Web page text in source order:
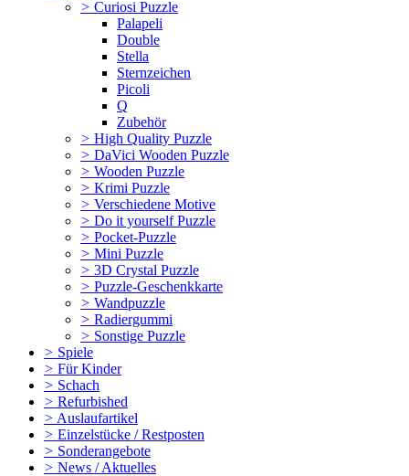
> Curiosi Puzzle
Palapeli
Double
Stella
Sternzeichen
Picoli
Q
Zubehör
> High Quality Puzzle
> DaVici Wooden Puzzle
> Wooden Puzzle
> Krimi Puzzle
> Verschiedene Motive
> Do it yourself Puzzle
> Pocket-Puzzle
> Mini Puzzle
> 3D Crystal Puzzle
> Puzzle-Geschenkkarte
> Wandpuzzle
> Radiergummi
> Sonstige Puzzle
> Spiele
> Für Kinder
> Schach
> Refurbished
> Auslaufartikel
> Einzelstücke / Restposten
> Sonderangebote
> News / Aktuelles